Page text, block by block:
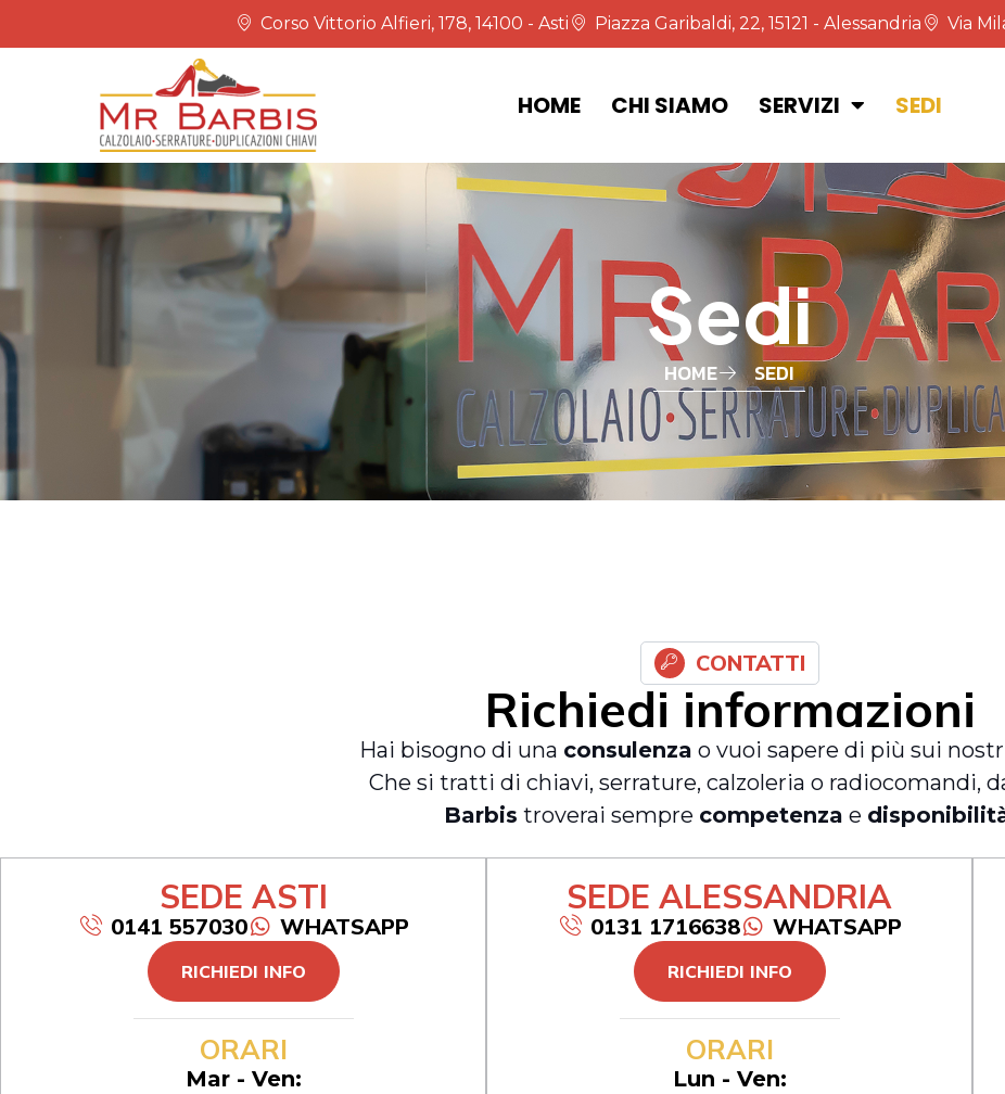
Corso Vittorio Alfieri, 178, 14100 - Asti Piazza Garibaldi, 22, 15121 - Alessandria Via
HOME CHI SIAMO SERVIZI SEDI
Sedi
HOME SEDI
CONTATTI
Richiedi informazioni
Hai bisogno di una consulenza o vuoi sapere di più sui
Che si tratti di chiavi, serrature, calzoleria o radiocomandi,
Barbis troverai sempre competenza e
SEDE ASTI
0141 557030 WHATSAPP
RICHIEDI INFO
ORARI
Mar - Ven:
SEDE ALESSANDRIA
0131 1716638 WHATSAPP
RICHIEDI INFO
ORARI
Lun - Ven: